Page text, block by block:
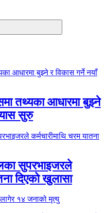
तथ्यका आधारमा बुझ्ने
सुरु
सुपरभाइजरले
दिएको खुलासा